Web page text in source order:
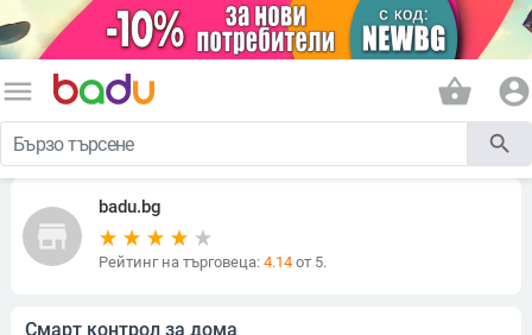
menu shopping_basket account_circle
search
store
badu.bg
Рейтинг на търговеца: 4.14от 5.
Смарт контрол за дома